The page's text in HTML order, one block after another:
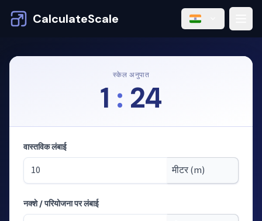
CalculateScale
स्केल अनुपात
1 : 24
मोड: स्केल से लंबाई की गणना
वास्तविक लंबाई
नक्शे / परियोजना पर लंबाई